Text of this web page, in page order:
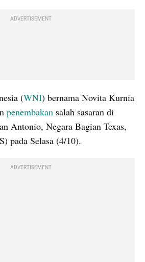
ADVERTISEMENT
(WNI) bernama Novita Kurnia
penembakan salah sasaran di
Antonio, Negara Bagian Texas,
pada Selasa (4/10).
ADVERTISEMENT